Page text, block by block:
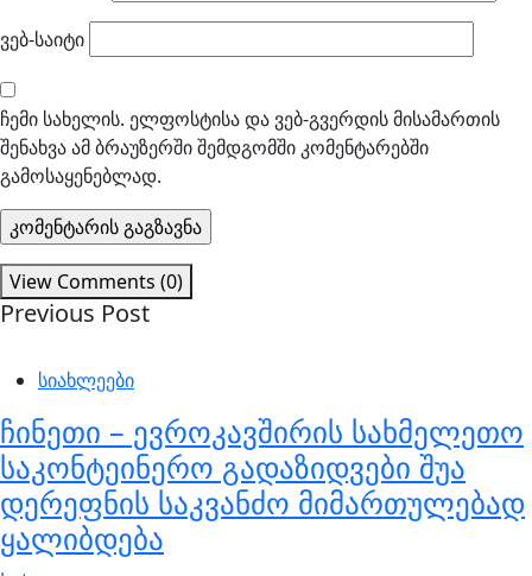
ვებ-საიტი
ჩემი სახელის. ელფოსტისა და ვებ-გვერდის მისამართის
შენახვა ამ ბრაუზერში შემდგომში კომენტარებში
გამოსაყენებლად.
View Comments (0)
Previous Post
სიახლეები
ჩინეთი – ევროკავშირის სახმელეთო
საკონტეინერო გადაზიდვები შუა
დერეფნის საკვანძო მიმართულებად
ყალიბდება